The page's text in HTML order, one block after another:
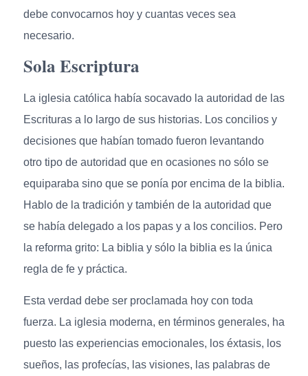
debe convocarnos hoy y cuantas veces sea
necesario.
Sola Escriptura
La iglesia católica había socavado la autoridad de las
Escrituras a lo largo de sus historias. Los concilios y
decisiones que habían tomado fueron levantando
otro tipo de autoridad que en ocasiones no sólo se
equiparaba sino que se ponía por encima de la biblia.
Hablo de la tradición y también de la autoridad que
se había delegado a los papas y a los concilios. Pero
la reforma grito: La biblia y sólo la biblia es la única
regla de fe y práctica.
Esta verdad debe ser proclamada hoy con toda
fuerza. La iglesia moderna, en términos generales, ha
puesto las experiencias emocionales, los éxtasis, los
sueños, las profecías, las visiones, las palabras de